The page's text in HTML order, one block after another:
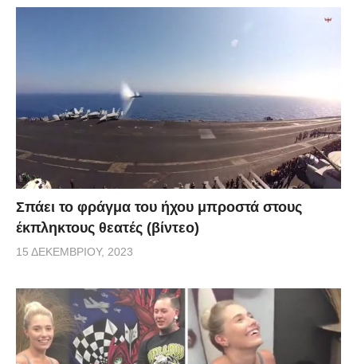
Σπάει το φράγμα του ήχου μπροστά στους
έκπληκτους θεατές (βίντεο)
15 ΔΕΚΕΜΒΡΊΟΥ, 2023